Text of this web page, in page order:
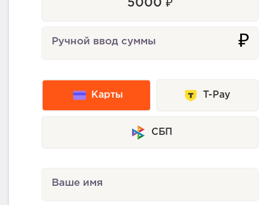
5000 ₽
Ручной ввод суммы ₽
Карты T-Pay
СБП
Ваше имя